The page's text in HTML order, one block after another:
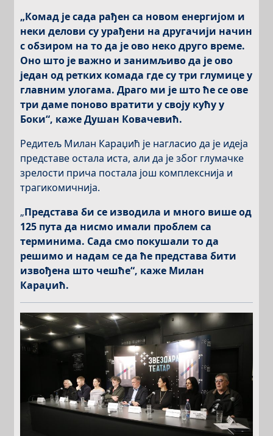
„Комад је сада рађен са новом енергијом и
неки делови су урађени на другачији начин
с обзиром на то да је ово неко друго време.
Оно што је важно и занимљиво да је ово
један од ретких комада где су три глумице у
главним улогама. Драго ми је што ће се ове
три даме поново вратити у своју кућу у
Боки“, каже Душан Ковачевић.
Редитељ Милан Караџић је нагласио да је идеја
представе остала иста, али да је због глумачке
зрелости прича постала још комплекснија и
трагикомичнија.
„Представа би се изводила и много више од
125 пута да нисмо имали проблем са
терминима. Сада смо покушали то да
решимо и надам се да ће представа бити
извођена што чешће“, каже Милан
Караџић.